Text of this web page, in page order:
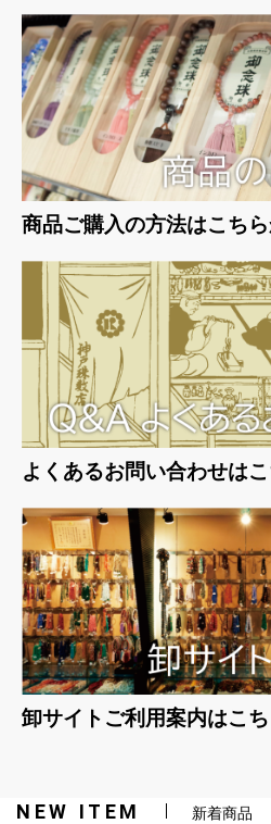
お買い物を続ける
商品ご購入の方法はこち
よくあるお問い合わせは
卸サイトご利用案内はこ
NEW ITEM 新着商品